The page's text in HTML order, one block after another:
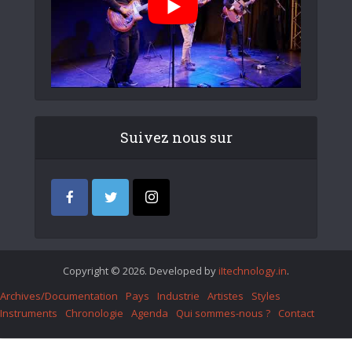
Suivez nous sur
Copyright © 2026. Developed by iItechnology.in.
Archives/Documentation
Pays Industrie Artistes
Styles
Instruments
Chronologie Agenda Qui sommes-nous ? Contact